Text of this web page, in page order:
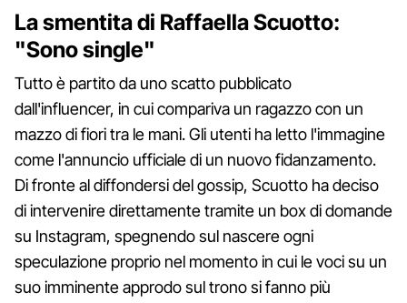
La smentita di Raffaella Scuotto:
"Sono single"
Tutto è partito da uno scatto pubblicato
dall'influencer, in cui compariva un ragazzo con un
mazzo di fiori tra le mani. Gli utenti ha letto l'immagine
come l'annuncio ufficiale di un nuovo fidanzamento.
Di fronte al diffondersi del gossip, Scuotto ha deciso
di intervenire direttamente tramite un box di domande
su Instagram, spegnendo sul nascere ogni
speculazione proprio nel momento in cui le voci su un
suo imminente approdo sul trono si fanno più